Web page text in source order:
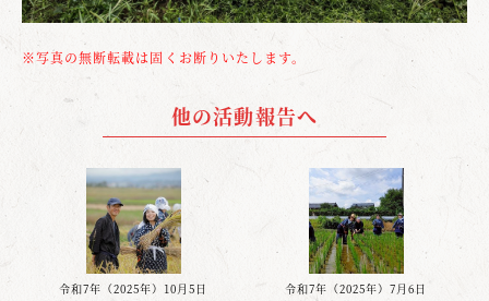
※写真の無断転載は固くお断りいたします。
他の活動報告へ
令和7年（2025年）10月5日 令和7年（2025年）7月6日